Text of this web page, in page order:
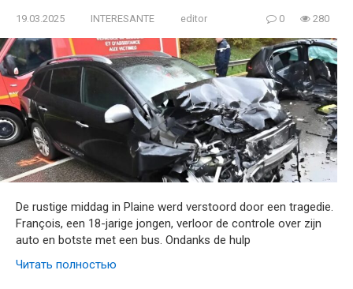
19.03.2025 INTERESANTE editor 0 280
De rustige middag in Plaine werd verstoord door een tragedie.
François, een 18-jarige jongen, verloor de controle over zijn
auto en botste met een bus. Ondanks de hulp
Читать полностью